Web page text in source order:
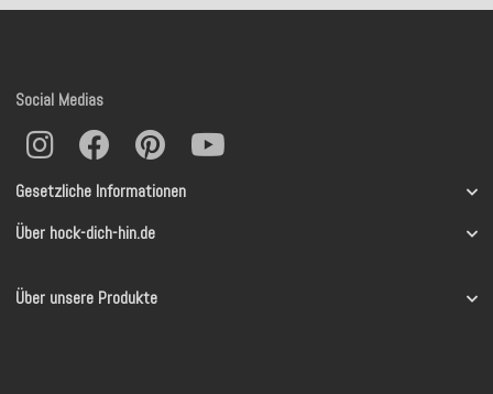
Gesetzliche Informationen
Über hock-dich-hin.de
Über unsere Produkte
Social Medias